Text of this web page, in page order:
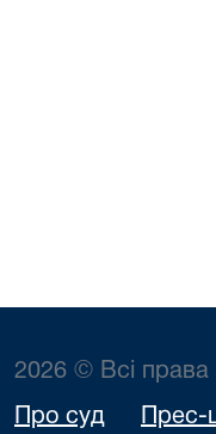
2026 © Всі права
Про суд Прес-